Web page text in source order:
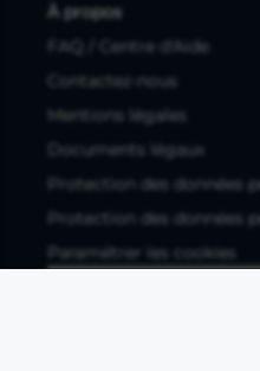
À propos
FAQ / Centre d'Aide
Contactez-nous
Mentions légales
Documents légaux
Protection des données
Protection des données
Paramétrer les cookies